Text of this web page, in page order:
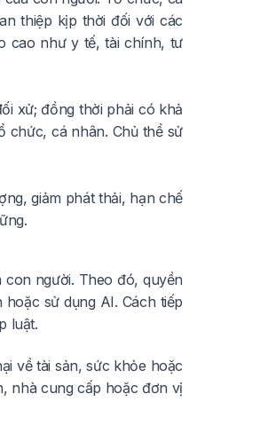
thiệp kịp thời đối với các
cao như y tế, tài chính, tư
xử; đồng thời phải có khả
chức, cá nhân. Chủ thể sử
giảm phát thải, hạn chế
người. Theo đó, quyền
sử dụng AI. Cách tiếp
luật.
về tài sản, sức khỏe hoặc
nhà cung cấp hoặc đơn vị